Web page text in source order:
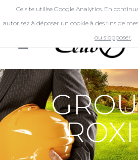
Ce site utilise Google Analytics. En
autorisez à déposer un cookie à des fins de
ou s'opposer.